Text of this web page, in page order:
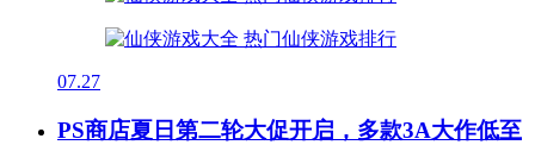
07.27
PS商店夏日第二轮大促开启，多款3A大作低至